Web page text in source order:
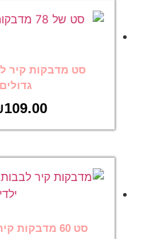
סט מדבקות קיר
109.00
סט 60